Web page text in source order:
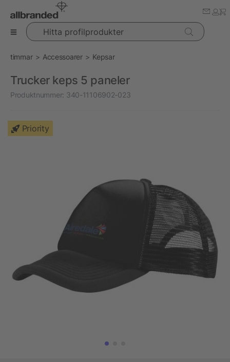
Hitta profilprodukter
timmar Accessoarer Kepsar
Trucker keps 5 paneler
Produktnummer: 340-11106902-023
Priority